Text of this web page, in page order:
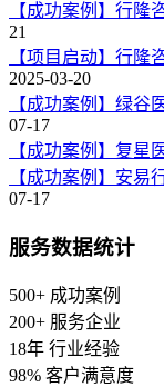
【成功案例】行隆
21
【项目启动】行隆
2025-03-20
【成功案例】绿谷
07-17
【成功案例】复星
【成功案例】安易
07-17
服务数据统计
500+ 成功案例
200+ 服务企业
18年 行业经验
98% 客户满意度